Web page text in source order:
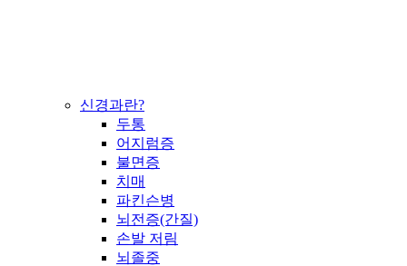
신경과란?
두통
어지럼증
불면증
치매
파킨슨병
뇌전증(간질)
손발 저림
뇌졸중